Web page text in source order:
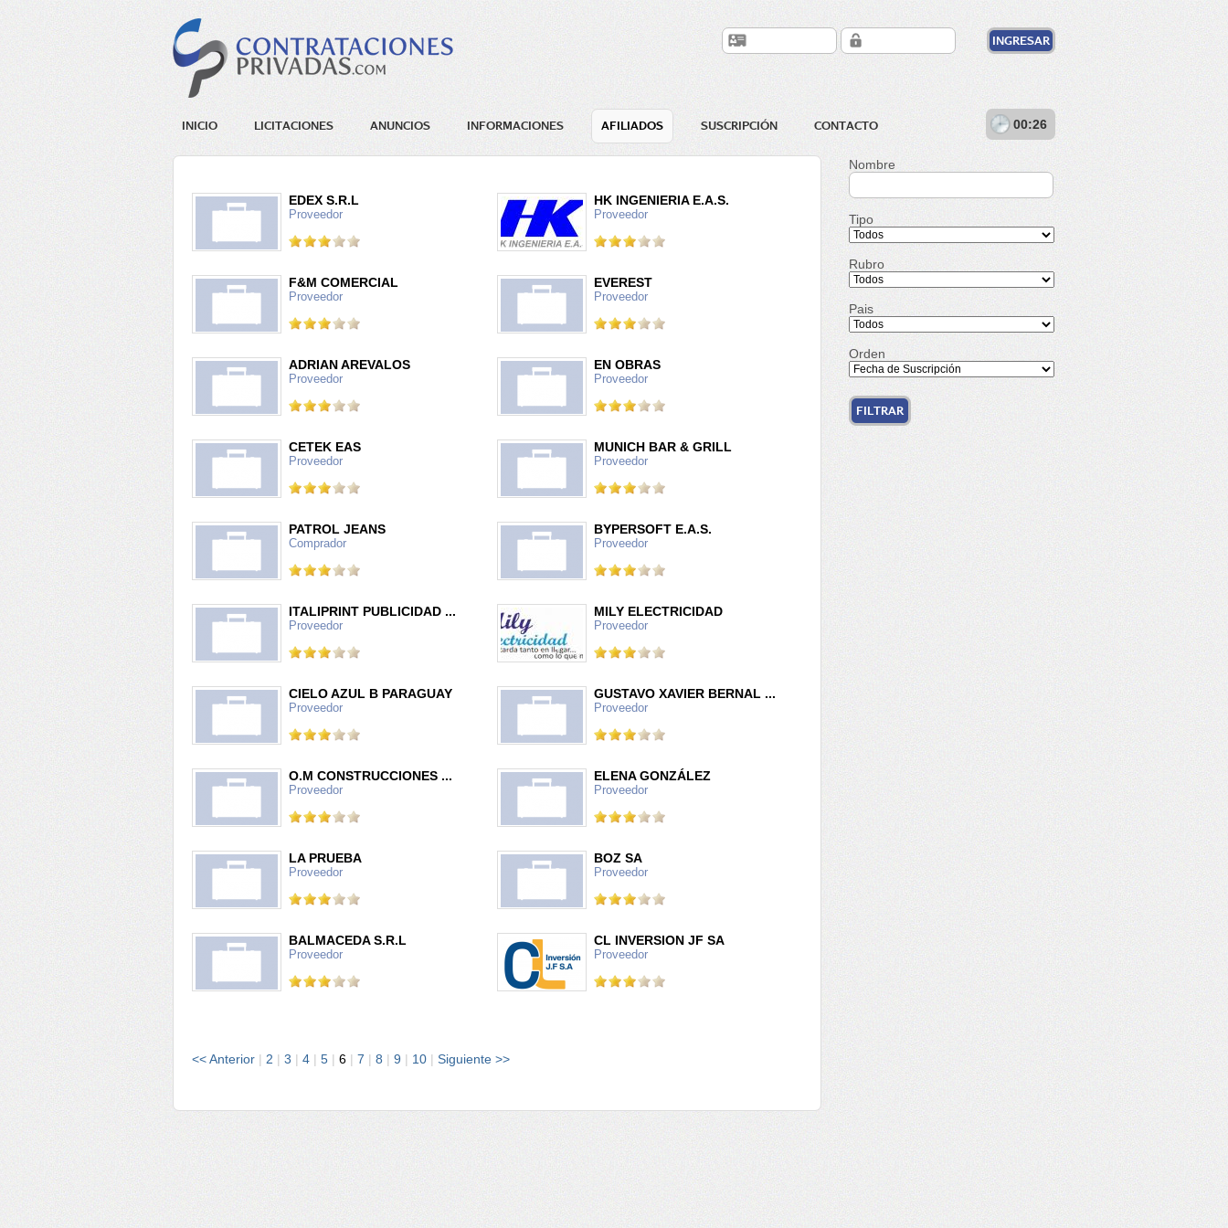
00:26
INICIO LICITACIONES ANUNCIOS INFORMACIONES AFILIADOS SUSCRIPCIÓN CONTACTO
EDEX S.R.L
Proveedor
HK INGENIERIA E.A.S.
Proveedor
F&M COMERCIAL
Proveedor
EVEREST
Proveedor
ADRIAN AREVALOS
Proveedor
EN OBRAS
Proveedor
CETEK EAS
Proveedor
MUNICH BAR & GRILL
Proveedor
PATROL JEANS
Comprador
BYPERSOFT E.A.S.
Proveedor
ITALIPRINT PUBLICIDAD ...
Proveedor
MILY ELECTRICIDAD
Proveedor
CIELO AZUL B PARAGUAY
Proveedor
GUSTAVO XAVIER BERNAL ...
Proveedor
O.M CONSTRUCCIONES ...
Proveedor
ELENA GONZÁLEZ
Proveedor
LA PRUEBA
Proveedor
BOZ SA
Proveedor
BALMACEDA S.R.L
Proveedor
CL INVERSION JF SA
Proveedor
<< Anterior | 2 | 3 | 4 | 5 | 6 | 7 | 8 | 9 | 10 | Siguiente >>
Nombre
Tipo
Rubro
Pais
Orden